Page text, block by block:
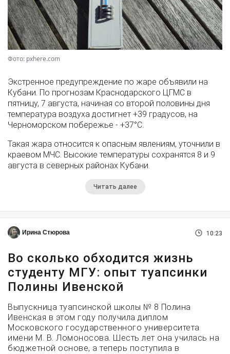
Фото: pxhere.com
Экстренное предупреждение по жаре объявили на
Кубани. По прогнозам Краснодарского ЦГМС в
пятницу, 7 августа, начиная со второй половины дня
температура воздуха достигнет +39 градусов, на
Черноморском побережье - +37°­С.
Такая жара относится к опасным явлениям, уточнили в
краевом МЧС. Высокие температуры сохранятся 8 и 9
августа в северных районах Кубани.
Читать далее
Ирина Стюрова 10:23
Во сколько обходится жизнь
студенту МГУ: опыт туапсинки
Полины Ивенской
Выпускница туапсинской школы № 8 Полина
Ивенская в этом году получила диплом
Московского государственного университета
имени М. В. Ломоносова. Шесть лет она училась на
бюджетной основе, а теперь поступила в